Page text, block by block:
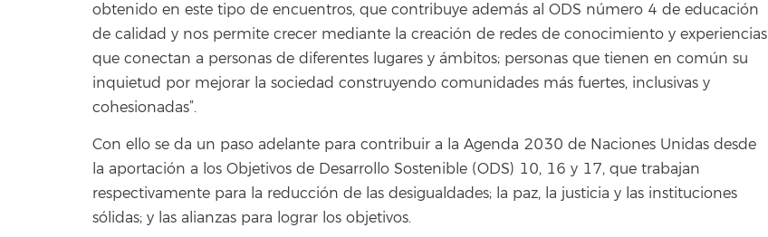
obtenido en este tipo de encuentros, que contribuye además al ODS número 4 de educación
de calidad y nos permite crecer mediante la creación de redes de conocimiento y experiencias
que conectan a personas de diferentes lugares y ámbitos; personas que tienen en común su
inquietud por mejorar la sociedad construyendo comunidades más fuertes, inclusivas y
cohesionadas”.
Con ello se da un paso adelante para contribuir a la Agenda 2030 de Naciones Unidas desde
la aportación a los Objetivos de Desarrollo Sostenible (ODS) 10, 16 y 17, que trabajan
respectivamente para la reducción de las desigualdades; la paz, la justicia y las instituciones
sólidas; y las alianzas para lograr los objetivos.